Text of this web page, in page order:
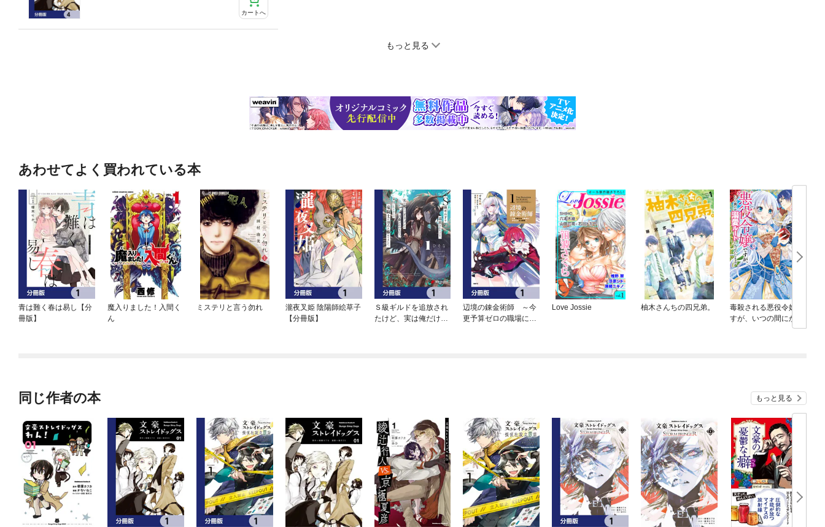
カートへ
もっと見る
あわせてよく買われている本
青は難く春は易し【分
冊版】
魔入りました！入間く
ん
ミステリと言う勿れ
瀧夜叉姫 陰陽師絵草子
【分冊版】
Ｓ級ギルドを追放され
たけど、実は俺だけド
辺境の錬金術師 ～今
更予算ゼロの職場に戻
Love Jossie 柚木さんちの四兄弟。
毒殺される悪役令嬢で
すが、いつの間にか溺
愛ルートに入っていた
同じ作者の本 もっと見る